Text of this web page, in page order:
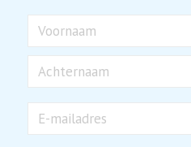
mailadres